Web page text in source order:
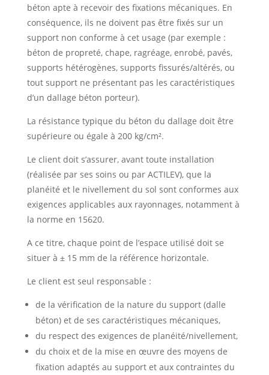
béton apte à recevoir des fixations mécaniques. En
conséquence, ils ne doivent pas être fixés sur un
support non conforme à cet usage (par exemple :
béton de propreté, chape, ragréage, enrobé, pavés,
supports hétérogènes, supports fissurés/altérés, ou
tout support ne présentant pas les caractéristiques
d’un dallage béton porteur).
La résistance typique du béton du dallage doit être
supérieure ou égale à 200 kg/cm².
Le client doit s’assurer, avant toute installation
(réalisée par ses soins ou par ACTILEV), que la
planéité et le nivellement du sol sont conformes aux
exigences applicables aux rayonnages, notamment à
la norme en 15620.
A ce titre, chaque point de l’espace utilisé doit se
situer à ± 15 mm de la référence horizontale.
Le client est seul responsable :
de la vérification de la nature du support (dalle
béton) et de ses caractéristiques mécaniques,
du respect des exigences de planéité/nivellement,
du choix et de la mise en œuvre des moyens de
fixation adaptés au support et aux contraintes du